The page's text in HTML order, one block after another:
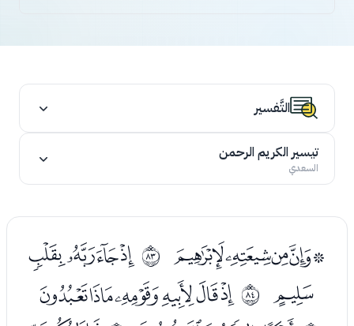
التَّفسير
تيسير الكريم الرحمن
السعدي
ﭯﭰﭱﭲﭳ ﱒﭵﭶﭷﭸ
ﭹ ﱓﭻﭼﭽﭾﭿﮀ